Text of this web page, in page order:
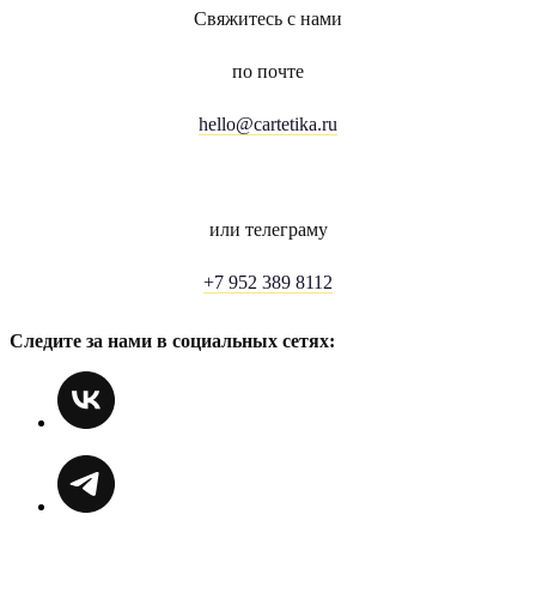
Свяжитесь с нами
по почте
hello@cartetika.ru
или телеграму
+7 952 389 8112
Следите за нами в социальных сетях: